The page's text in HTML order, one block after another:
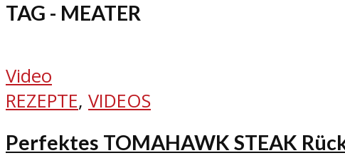
TAG - MEATER
Video
REZEPTE, VIDEOS
Perfektes TOMAHAWK STEAK